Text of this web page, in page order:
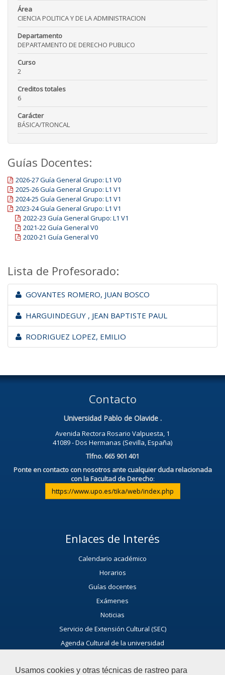
Usamos cookies y otras técnicas de rastreo para
Área
CIENCIA POLITICA Y DE LA ADMINISTRACION
Departamento
DEPARTAMENTO DE DERECHO PUBLICO
Curso
2
Creditos totales
6
Carácter
BÁSICA/TRONCAL
Guías Docentes:
2026-27 Guía General Grupo: L1 V0
2025-26 Guía General Grupo: L1 V1
2024-25 Guía General Grupo: L1 V1
2023-24 Guía General Grupo: L1 V1
2022-23 Guía General Grupo: L1 V1
2021-22 Guía General V0
2020-21 Guía General V0
Lista de Profesorado:
GOVANTES ROMERO, JUAN BOSCO
HARGUINDEGUY , JEAN BAPTISTE PAUL
RODRIGUEZ LOPEZ, EMILIO
Contacto
Universidad Pablo de Olavide .
Avenida Rectora Rosario Valpuesta, 1
41089 - Dos Hermanas (Sevilla, España)
Tlfno. 665 901 401
Ponte en contacto con nosotros ante cualquier duda relacionada
con la Facultad de Derecho:
https://www.upo.es/tika/web/index.php
Enlaces de Interés
Calendario académico
Horarios
Guías docentes
Exámenes
Noticias
Servicio de Extensión Cultural (SEC)
Agenda Cultural de la universidad
Ayúdanos a Mejorar